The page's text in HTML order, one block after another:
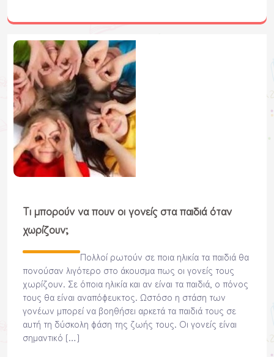
Τι μπορούν να πουν οι γονείς στα παιδιά όταν
χωρίζουν;
Πολλοί ρωτούν σε ποια ηλικία τα παιδιά θα
πονούσαν λιγότερο στο άκουσμα πως οι γονείς τους
χωρίζουν. Σε όποια ηλικία και αν είναι τα παιδιά, ο πόνος
τους θα είναι αναπόφευκτος. Ωστόσο η στάση των
γονέων μπορεί να βοηθήσει αρκετά τα παιδιά τους σε
αυτή τη δύσκολη φάση της ζωής τους. Οι γονείς είναι
σημαντικό […]